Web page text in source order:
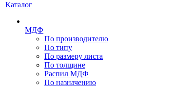
Каталог
МДФ
По производителю
По типу
По размеру листа
По толщине
Распил МДФ
По назначению